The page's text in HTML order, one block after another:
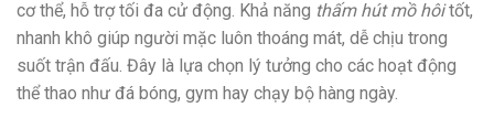
cơ thể, hỗ trợ tối đa cử động. Khả năng thấm hút mồ hôitốt,
nhanh khô giúp người mặc luôn thoáng mát, dễ chịu trong
suốt trận đấu. Đây là lựa chọn lý tưởng cho các hoạt động
thể thao như đá bóng, gym hay chạy bộ hàng ngày.